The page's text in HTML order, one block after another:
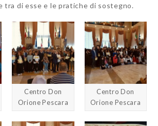
tra di esse e le pratiche di sostegno.
Centro Don
Orione Pescara
Centro Don
Orione Pescara